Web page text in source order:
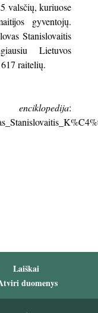
valsčių, kuriuose
gyventojų.
Stanislovaitis
Lietuvos
raitelių.
:
Laiškai
duomenys